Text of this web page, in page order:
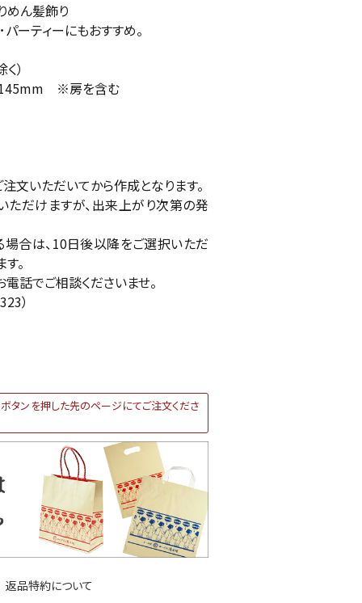
めん髪飾り
ーティーにもおすすめ。
）
145mm ※房を含む
文いただいてから作成となります。
だけますが、出来上がり次第の発
合は、10日後以降をご選択いただ
。
話でご相談くださいませ。
）
タンを押した先のページにてご注文くださ
返品特約について